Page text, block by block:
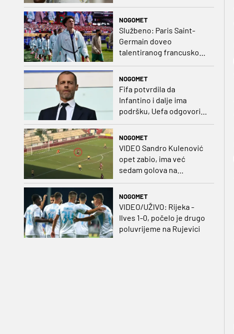
NOGOMET
Službeno: Paris Saint-
Germain doveo
talentiranog francuskog
NOGOMET
Fifa potvrdila da
Infantino i dalje ima
podršku, Uefa odgovorila
kako bojkot ostaje na
NOGOMET
VIDEO Sandro Kulenović
opet zabio, ima već
sedam golova na
NOGOMET
VIDEO/UŽIVO: Rijeka -
Ilves 1-0, počelo je drugo
poluvrijeme na Rujevici